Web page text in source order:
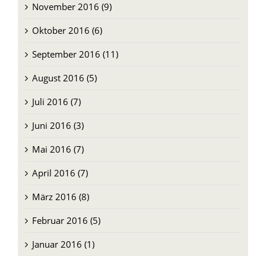
November 2016 (9)
Oktober 2016 (6)
September 2016 (11)
August 2016 (5)
Juli 2016 (7)
Juni 2016 (3)
Mai 2016 (7)
April 2016 (7)
März 2016 (8)
Februar 2016 (5)
Januar 2016 (1)